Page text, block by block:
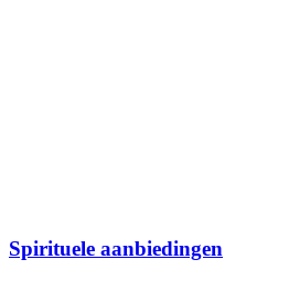
Spirituele aanbiedingen